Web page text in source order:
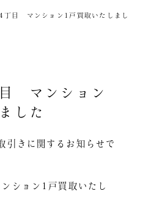
丁目 マンション1戸買取いたしまし
マンション
した
きに関するお知らせで
ション1戸買取いたし